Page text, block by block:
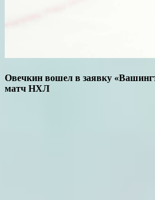
Овечкин вошел в заявку
матч НХЛ